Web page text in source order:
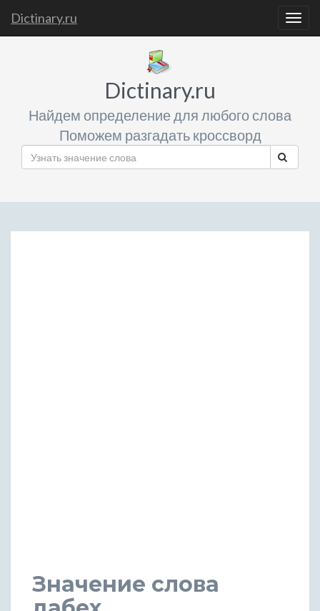
Dictinary.ru
Dictinary.ru
Найдем определение для любого слова
Поможем разгадать кроссворд
Значение слова